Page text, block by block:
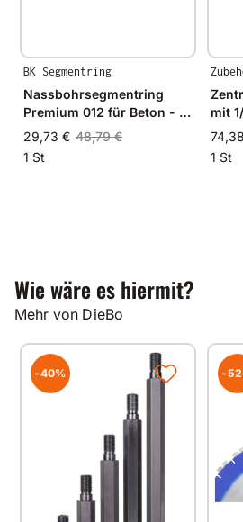
BK Segmentring
Nassbohrsegmentring
Premium 012 für Beton - Ø
32mm - 32/27mm
29,73 € 48,79 €
1 St
mit
+
1 St
Wie wäre es hiermit?
Mehr von DieBo
-40% -